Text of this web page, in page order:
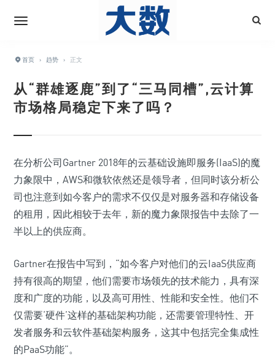
首页 › 趋势 › 正文
从“群雄逐鹿”到了“三马同槽”,云计算
市场格局稳定下来了吗？
在分析公司Gartner 2018年的云基础设施即服务(IaaS)的魔
力象限中，AWS和微软依然还是领导者，但同时该分析公
司也注意到如今客户的需求不仅仅是对服务器和存储设备
的租用，因此相较于去年，新的魔力象限报告中去除了一
半以上的供应商。
Gartner在报告中写到，“如今客户对他们的云IaaS供应商
持有很高的期望，他们需要市场领先的技术能力，具有深
度和广度的功能，以及高可用性、性能和安全性。他们不
仅需要‘硬件’这样的基础架构功能，还需要管理特性、开
发者服务和云软件基础架构服务，这其中包括完全集成性
的PaaS功能”。